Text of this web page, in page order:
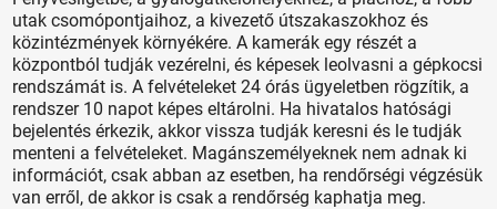
utak csomópontjaihoz, a kivezető útszakaszokhoz és
közintézmények környékére. A kamerák egy részét a
központból tudják vezérelni, és képesek leolvasni a gépkocsi
rendszámát is. A felvételeket 24 órás ügyeletben rögzítik, a
rendszer 10 napot képes eltárolni. Ha hivatalos hatósági
bejelentés érkezik, akkor vissza tudják keresni és le tudják
menteni a felvételeket. Magánszemélyeknek nem adnak ki
információt, csak abban az esetben, ha rendőrségi végzésük
van erről, de akkor is csak a rendőrség kaphatja meg.